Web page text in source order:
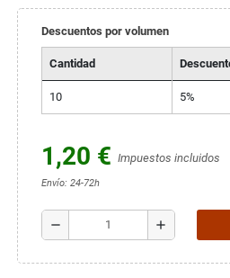
Descuentos por volumen
Cantidad
10 5%
1,20 € Impuestos incluidos
Envío: 24-72h
remove add